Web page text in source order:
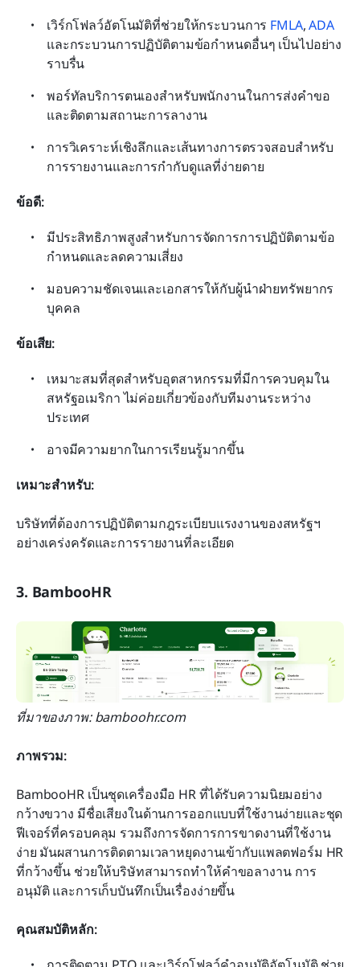
เวิร์กโฟลว์อัตโนมัติที่ช่วยให้กระบวนการ FMLA, ADA
และกระบวนการปฏิบัติตามข้อกำหนดอื่นๆ เป็นไปอย่าง
ราบรื่น
พอร์ทัลบริการตนเองสำหรับพนักงานในการส่งคำขอ
และติดตามสถานะการลางาน
การวิเคราะห์เชิงลึกและเส้นทางการตรวจสอบสำหรับ
การรายงานและการกำกับดูแลที่ง่ายดาย
ข้อดี:
มีประสิทธิภาพสูงสำหรับการจัดการการปฏิบัติตามข้อ
กำหนดและลดความเสี่ยง
มอบความชัดเจนและเอกสารให้กับผู้นำฝ่ายทรัพยากร
บุคคล
ข้อเสีย:
เหมาะสมที่สุดสำหรับอุตสาหกรรมที่มีการควบคุมใน
สหรัฐอเมริกา ไม่ค่อยเกี่ยวข้องกับทีมงานระหว่าง
ประเทศ
อาจมีความยากในการเรียนรู้มากขึ้น
เหมาะสำหรับ:
บริษัทที่ต้องการปฏิบัติตามกฎระเบียบแรงงานของสหรัฐฯ
อย่างเคร่งครัดและการรายงานที่ละเอียด
3. BambooHR
ที่มาของภาพ: bamboohr.com
ภาพรวม:
BambooHR เป็นชุดเครื่องมือ HR ที่ได้รับความนิยมอย่าง
กว้างขวาง มีชื่อเสียงในด้านการออกแบบที่ใช้งานง่ายและชุด
ฟีเจอร์ที่ครอบคลุม รวมถึงการจัดการการขาดงานที่ใช้งาน
ง่าย มันผสานการติดตามเวลาหยุดงานเข้ากับแพลตฟอร์ม HR
ที่กว้างขึ้น ช่วยให้บริษัทสามารถทำให้คำขอลางาน การ
อนุมัติ และการเก็บบันทึกเป็นเรื่องง่ายขึ้น
คุณสมบัติหลัก: